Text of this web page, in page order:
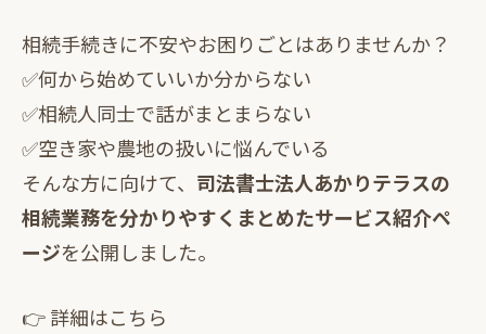
相続手続きに不安やお困りごとはありませんか？
✅何から始めていいか分からない
✅相続人同士で話がまとまらない
✅空き家や農地の扱いに悩んでいる
そんな方に向けて、 司法書士法人あかりテラスの
相続業務を分かりやすくまとめたサービス紹介ペ
ージを公開しました。
👉 詳細はこちら